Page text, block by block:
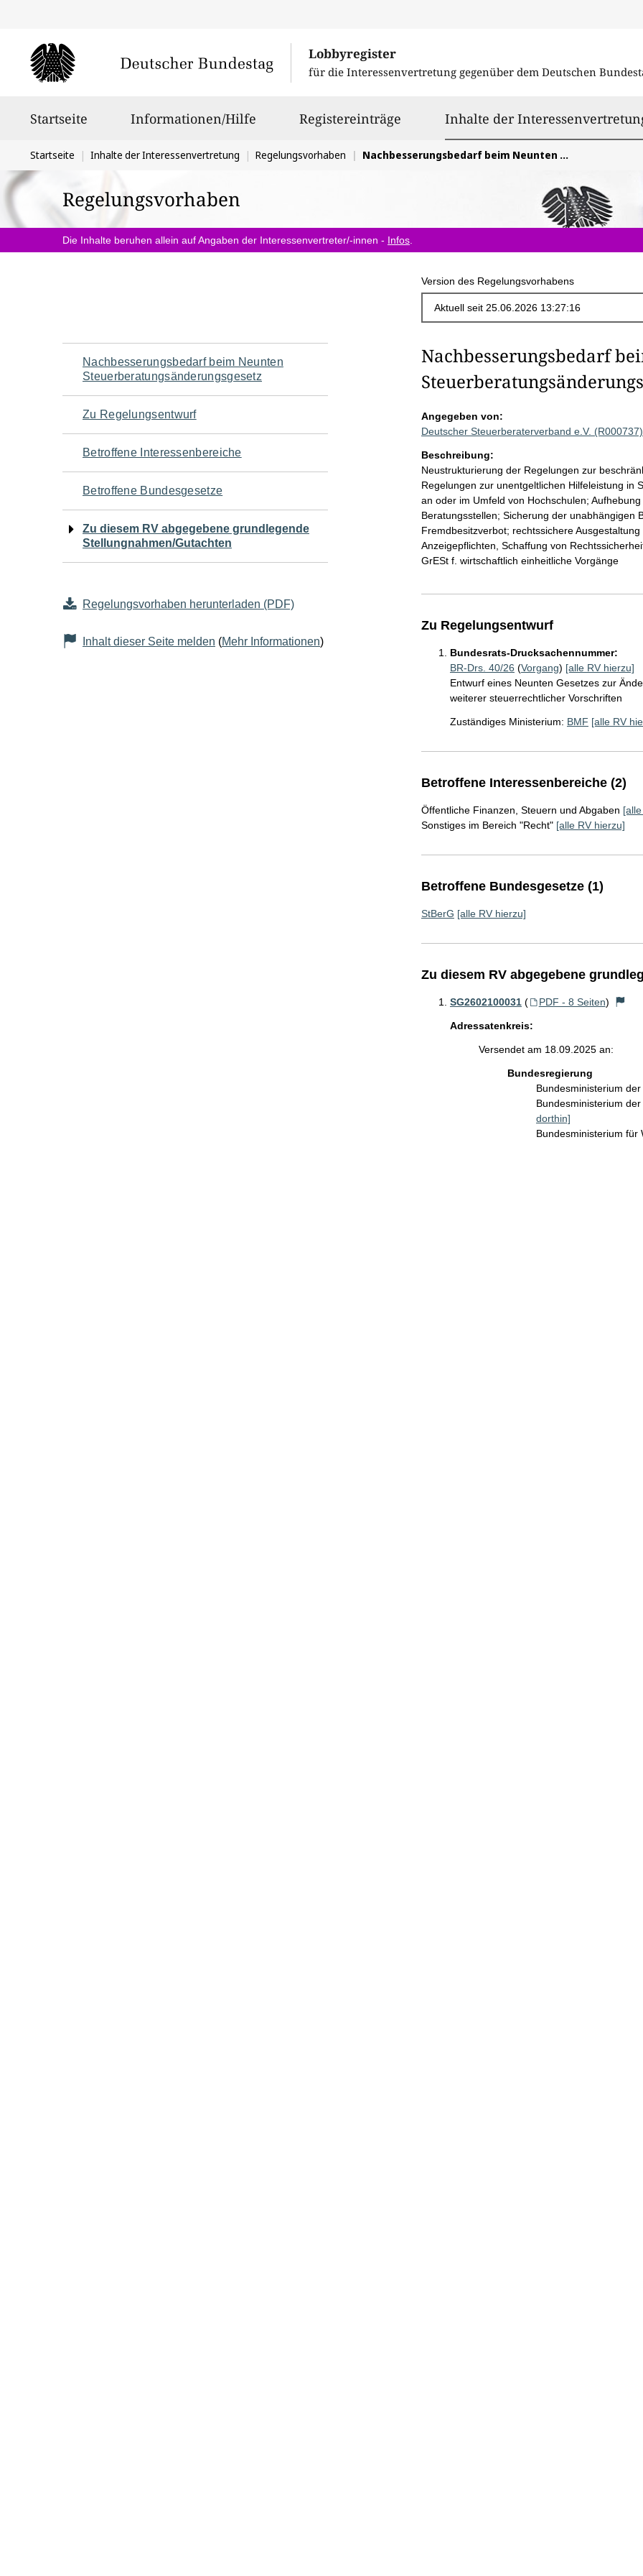
Lobbyregister
für die Interessenvertretung gegenüber dem Deutschen
Startseite Informationen/Hilfe Registereinträge Inhalte der
Sie
befinden
sich
hier:
Startseite Inhalte der Interessenvertretung Regelungsvorhaben Nachbesserungsbedarf beim Neunten Steuerberatungsänderungsgesetz
Regelungsvorhaben
Die Inhalte beruhen allein auf Angaben der Interessenvertreter/-innen - Infos
Version des Regelungsvorhabens
Navigation
für
den
Seiteninhalt
Nachbesserungsbedarf beim Neunten
Steuerberatungsänderungsgesetz
Zu Regelungsentwurf
Betroffene Interessenbereiche
Betroffene Bundesgesetze
Zu diesem RV abgegebene grundlegende
Stellungnahmen/Gutachten
Regelungsvorhaben herunterladen (PDF)
Inhalt dieser Seite melden (Mehr Informationen)
Nachbesserungsbedarf
Angegeben von:
Deutscher Steuerberaterverband e.V. (R000737)
Beschreibung:
Neustrukturierung der Regelungen zur
Regelungen zur unentgeltlichen Hilfeleistung in
an oder im Umfeld von Hochschulen;
Beratungsstellen; Sicherung der unabhängigen
Fremdbesitzverbot; rechtssichere
Anzeigepflichten, Schaffung von
GrESt f. wirtschaftlich einheitliche Vorgänge
Zu Regelungsentwurf
Bundesrats-Drucksachennummer:
BR-Drs. 40/26 (Vorgang) [alle RV hierzu]
Entwurf eines Neunten Gesetzes zur
weiterer steuerrechtlicher Vorschriften
Zuständiges Ministerium: BMF [alle RV
Betroffene Interessenbereiche (2)
Öffentliche Finanzen, Steuern und Abgaben
Sonstiges im Bereich "Recht" [alle RV hierzu]
Betroffene Bundesgesetze (1)
StBerG [alle RV hierzu]
Zu diesem RV abgegebene
SG2602100031 ( PDF - 8 Seiten)
Adressatenkreis:
Versendet am 18.09.2025 an:
Bundesregierung
Bundesministerium
Bundesministerium
dorthin]
Bundesministerium